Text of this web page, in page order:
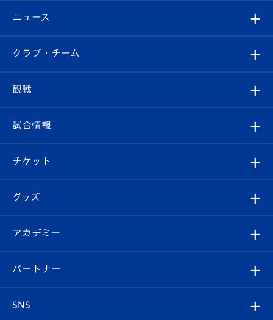
ニュース
すべて
クラブ
試合情報
チケット
イベント
メディア
クラブ・チーム
クラブ概要
エンブレム紹介
スタッフプロフィール
マスコット紹介
観戦
観戦ルール
はじめての観戦ガイド
Revive Team
ヴィヴィくんの長崎おもてなしガイド
試合情報
試合日程/結果
フォトギャラリー
スタジアムグルメ
チケット
チケット
V-LOVERS（ファンクラブ）
プレイヤーズスイート
グッズ
オンラインショップ
店舗情報
アカデミー
育成からのお知らせ
パートナー
SNS